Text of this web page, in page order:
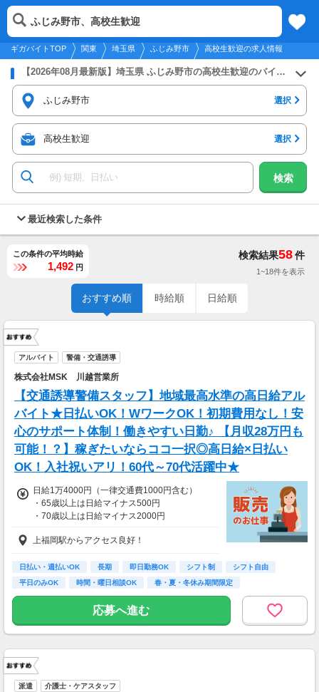
2026年8月9日更新
関東
メニュー
ギガバイトTOP 関東 埼玉県 ふじみ野市 高校生歓迎の求人情報
ふじみ野市、高校生歓迎
【2026年08月最新版】埼玉県 ふじみ野市の高校生歓迎のバイト・アルバイト・パートの求人募集情報
ふじみ野市 選択
高校生歓迎 選択
検索
最近検索した条件
この条件の平均時給
1,492 円
検索結果58件
1~18件を表示
おすすめ順 時給順 日給順
アルバイト 警備・交通誘導
株式会社MSK 川越営業所
【交通誘導警備スタッフ】地域最高水準の高日給アル
バイト★日払いOK！WワークOK！初期費用なし！安
心のサポート体制！働きやすい日勤♪ 【月収28万円も
可能！？】稼ぎたいならココ一択◎高日給×日払い
OK！入社祝いアリ！60代～70代活躍中★
日給1万4000円（一律交通費1000円含む）
・65歳以上は日給マイナス500円
・70歳以上は日給マイナス2000円
＜交通誘導2級以上の資格をお持ちの方＞
日給1万4,000円（交通費一律1,000円を含む）
・65歳以上は日給マイナス500円
・70歳以上は日給マイナス1000円
1勤務につき1000円支給します
■65歳～69歳迄では他の年代と同じ現場でも
務、
70歳以降では低負荷業務や季節により
相談の上短時間勤務をすることもあるため
上福岡駅からアクセス良好！
日払い・週払いOK 長期 即日勤務OK シフト制
シフト自由
平日のみOK
時間・曜日相談OK
春・夏・冬休み期間限定
副業・ＷワークOK
応募へ進む
派遣 介護士・ケアスタッフ